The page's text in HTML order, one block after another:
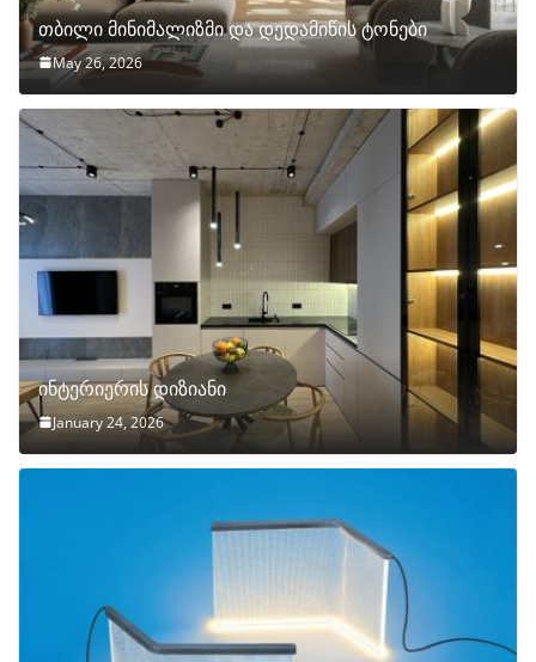
თბილი მინიმალიზმი და დედამიწის ტონები
May 26, 2026
ინტერიერის დიზიანი
January 24, 2026